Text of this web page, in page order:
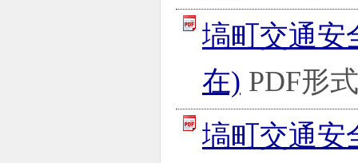
塙町交通安
在) PDF形
塙町交通安